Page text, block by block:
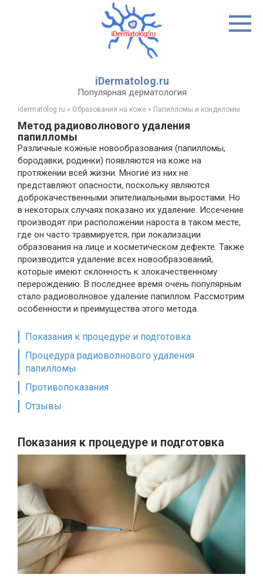
iDermatolog.ru
Популярная дерматология
idermatolog.ru » Образования на коже » Папилломы и кондиломы
Метод радиоволнового удаления
папилломы
Различные кожные новообразования (папилломы,
бородавки, родинки) появляются на коже на
протяжении всей жизни. Многие из них не
представляют опасности, поскольку являются
доброкачественными эпителиальными выростами. Но
в некоторых случаях показано их удаление. Иссечение
производят при расположении нароста в таком месте,
где он часто травмируется, при локализации
образования на лице и косметическом дефекте. Также
производится удаление всех новообразований,
которые имеют склонность к злокачественному
перерождению. В последнее время очень популярным
стало радиоволновое удаление папиллом. Рассмотрим
особенности и преимущества этого метода.
Показания к процедуре и подготовка
Процедура радиоволнового удаления
папилломы
Противопоказания
Отзывы
Показания к процедуре и подготовка